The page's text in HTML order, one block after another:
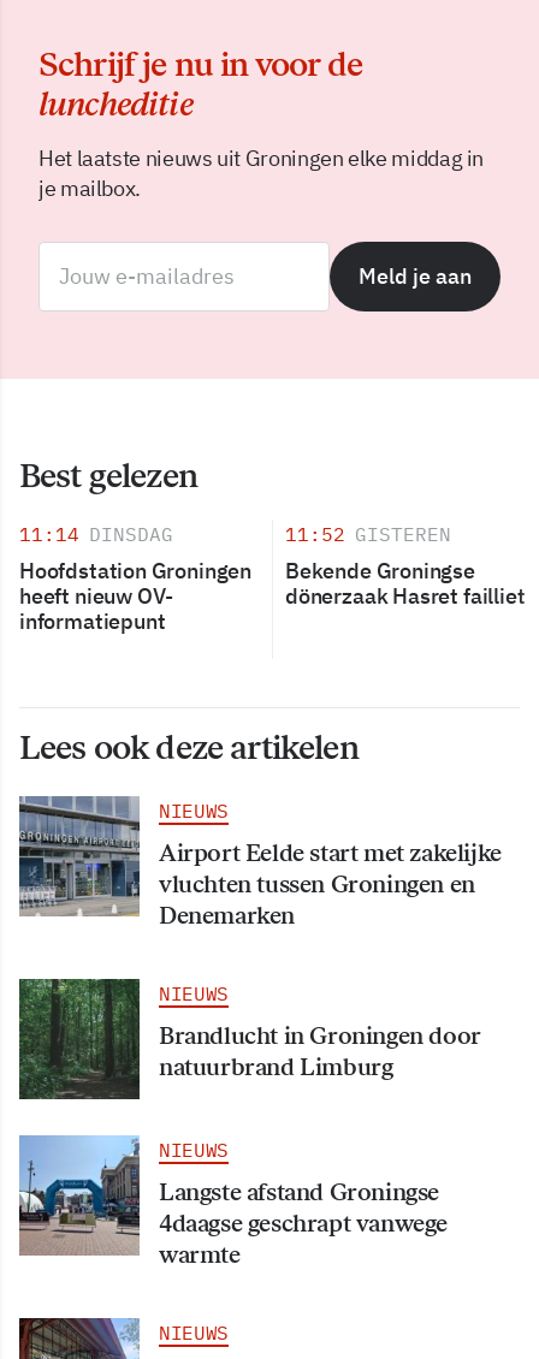
Schrijf je nu in voor de
luncheditie
Het laatste nieuws uit Groningen elke middag in
je mailbox.
Meld je aan
Best gelezen
11:14 DINSDAG
Hoofdstation Groningen
heeft nieuw OV-
informatiepunt
11:52 GISTEREN
Bekende Groningse
dönerzaak Hasret failliet
Lees ook deze artikelen
NIEUWS
Airport Eelde start met zakelijke
vluchten tussen Groningen en
Denemarken
NIEUWS
Brandlucht in Groningen door
natuurbrand Limburg
NIEUWS
Langste afstand Groningse
4daagse geschrapt vanwege
warmte
NIEUWS